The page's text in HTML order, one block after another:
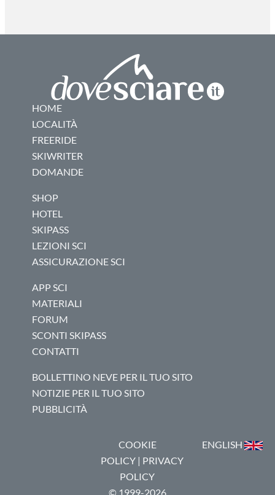
HOME
LOCALITÀ
FREERIDE
SKIWRITER
DOMANDE
SHOP
HOTEL
SKIPASS
LEZIONI SCI
ASSICURAZIONE SCI
APP SCI
MATERIALI
FORUM
SCONTI SKIPASS
CONTATTI
BOLLETTINO NEVE PER IL TUO SITO
NOTIZIE PER IL TUO SITO
PUBBLICITÀ
COOKIE
POLICY| PRIVACY
POLICY
© 1999-2026
ENGLISH